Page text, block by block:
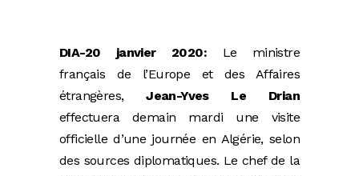
DIA-20 janvier 2020: Le ministre
français de l’Europe et des Affaires
étrangères,Jean-Yves Le Drian
effectuera demain mardi une visite
officielle d’une journée en Algérie, selon
des sources diplomatiques. Le chef de la